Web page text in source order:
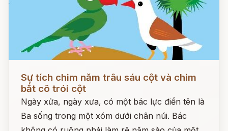
Sự tích chim năm trâu sáu cột và chim
bắt cô trói cột
Ngày xửa, ngày xưa, có một bác lực điền tên là
Ba sống trong một xóm dưới chân núi. Bác